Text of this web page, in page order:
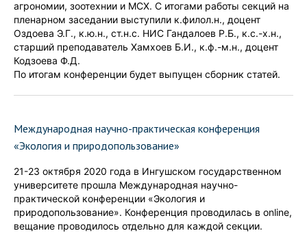
агрономии, зоотехнии и МСХ. С итогами работы секций на
пленарном заседании выступили к.филол.н., доцент
Оздоева Э.Г., к.ю.н., ст.н.с. НИС Гандалоев Р.Б., к.с.-х.н.,
старший преподаватель Хамхоев Б.И., к.ф.-м.н., доцент
Кодзоева Ф.Д.
По итогам конференции будет выпущен сборник статей.
Международная научно-практическая конференция
«Экология и природопользование»
21-23 октября 2020 года в Ингушском государственном
университете прошла Международная научно-
практической конференции «Экология и
природопользование». Конференция проводилась в online,
вещание проводилось отдельно для каждой секции.